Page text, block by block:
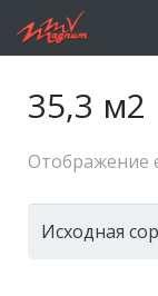
35,3 м2
Отображение